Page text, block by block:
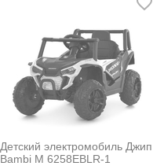
Детский электромобиль Джип
Bambi M 6258EBLR-1